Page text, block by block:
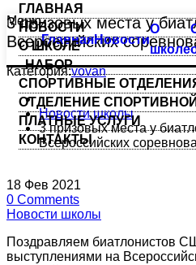
Меню
ГлавнаяНовости
О
школе
Тхэквондо
Биатлон
Плавание
Пулевая стрельба
Пулевая стрельба (спорт
Синхронное плавание
Современное пятиборье
Большой бассейн
Оздоровительное
Семейное плавание
Группа «Барракуда»
Аквааэробика
Индивидуальные занятия
Малый бассейн
ГЛАВНАЯ
НОВОСТИ
О ШКОЛЕ
НАБОР
СПОРТИВНЫЕ
ОТДЕЛЕНИЕ
ПЛАТНЫЕ УСЛУГИ
КОНТАКТЫ
3 призовых места у
Всероссийских
Категория:vovan
Новости школы
3 призовых места у
Всероссийских
18 Фев 2021
0 Comments
Новости школы
Поздравляем биатлонистов
выступлениями на